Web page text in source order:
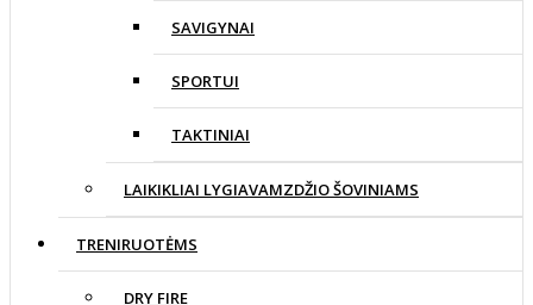
SAVIGYNAI
SPORTUI
TAKTINIAI
LAIKIKLIAI LYGIAVAMZDŽIO ŠOVINIAMS
TRENIRUOTĖMS
DRY FIRE